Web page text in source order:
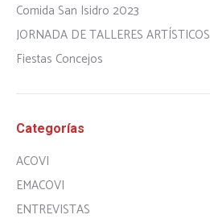
Comida San Isidro 2023
JORNADA DE TALLERES ARTÍSTICOS
Fiestas Concejos
Categorías
ACOVI
EMACOVI
ENTREVISTAS